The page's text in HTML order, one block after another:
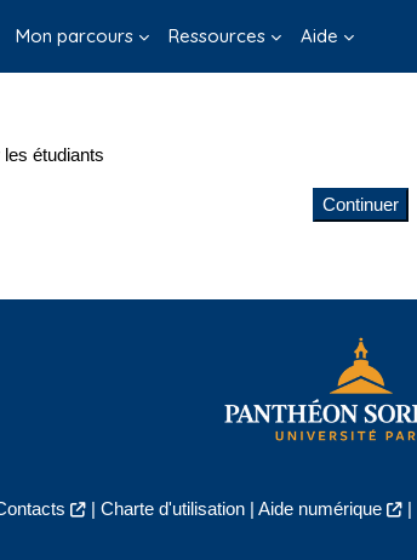
Mon parcours Ressources Aide
étudiants
Continuer
| Charte d'utilisation| Aide numérique |